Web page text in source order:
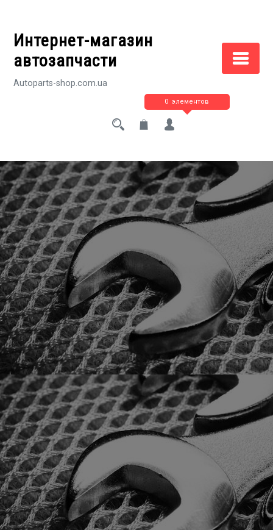
содержимому
Интернет-магазин
автозапчасти
Autoparts-shop.com.ua
0 элементов